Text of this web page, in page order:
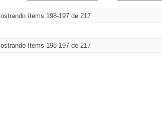
ítems 198-197 de 217
ítems 198-197 de 217